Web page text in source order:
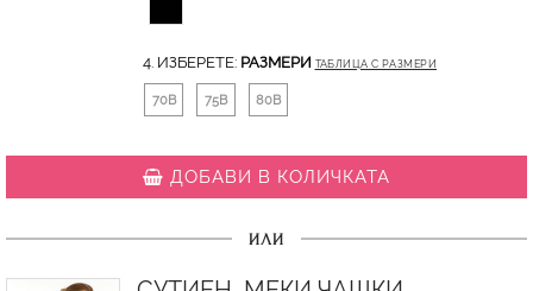
4. ИЗБЕРЕТЕ: РАЗМЕРИ ТАБЛИЦА С РАЗМЕРИ
70B 75B 80B
ДОБАВИ В КОЛИЧКАТА
ИЛИ